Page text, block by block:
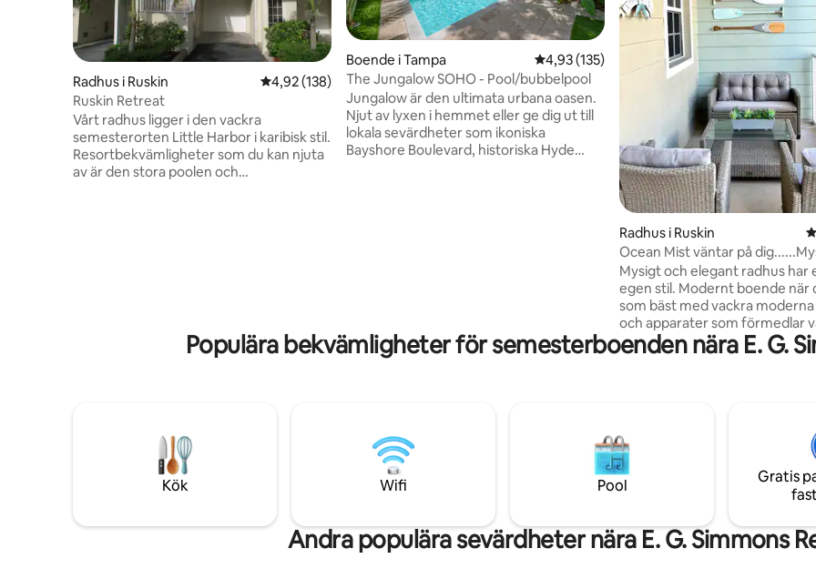
Radhus i Ruskin 4,92 av 5 i genomsnittligt betyg, 138 omdömen
4,92 (138)
Ruskin Retreat
Vårt radhus ligger i den vackra
semesterorten Little Harbor i karibisk stil.
Resortbekvämligheter som du kan njuta
av är den stora poolen och
Tampa International Airport bara 45
Boende i Tampa 4,93 av 5 i genomsnittligt betyg, 135
4,93 (135)
The Jungalow SOHO - Pool/bubbelpool
Jungalow är den ultimata urbana oasen.
Njut av lyxen i hemmet eller ge dig ut till
lokala sevärdheter som ikoniska
Bayshore Boulevard, historiska Hyde
Radhus i Ruskin
Ocean Mist väntar på
elegant
Mysigt och elegant radhus har
egen stil. Modernt boende när det är
som bäst med vackra
och apparater som förmedlar
komfort. Två stora sovrum,
soluppgången, 4 balkonger —
marina, två pooler och
restauranger, med
Trådlöst internet, Ethernet,
Rökning förbjuden, husdjur
evenemang förbjudna.
Populära bekvämligheter för semesterboenden nära E. G.
Kök Wifi Pool
Gratis
Andra populära sevärdheter nära E. G. Simmons